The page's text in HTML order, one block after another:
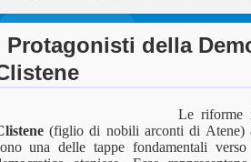
Protagonisti della
Le riforme
(figlio di nobili arconti di Atene)
una delle tappe fondamentali